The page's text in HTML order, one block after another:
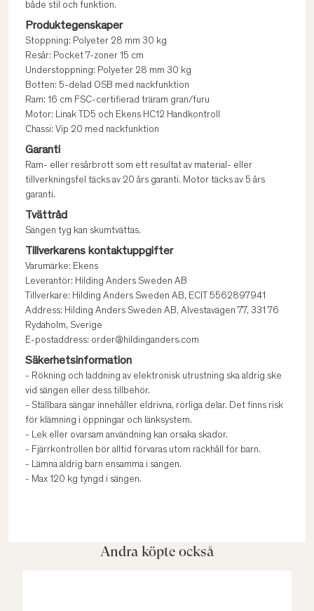
både stil och funktion.
Produktegenskaper
Stoppning: Polyeter 28 mm 30 kg
Resår: Pocket 7-zoner 15 cm
Understoppning: Polyeter 28 mm 30 kg
Botten: 5-delad OSB med nackfunktion
Ram: 16 cm FSC-certifierad träram gran/furu
Motor: Linak TD5 och Ekens HC12 Handkontroll
Chassi: Vip 20 med nackfunktion
Garanti
Ram- eller resårbrott som ett resultat av material- eller
tillverkningsfel täcks av 20 års garanti. Motor täcks av 5 års
garanti.
Tvättråd
Sängen tyg kan skumtvättas.
Tillverkarens kontaktuppgifter
Varumärke: Ekens
Leverantör: Hilding Anders Sweden AB
Tillverkare: Hilding Anders Sweden AB, ECIT 5562897941
Address: Hilding Anders Sweden AB, Alvestavägen 77, 331 76
Rydaholm, Sverige
E-postaddress: order@hildinganders.com
Säkerhetsinformation
- Rökning och laddning av elektronisk utrustning ska aldrig ske
vid sängen eller dess tillbehör.
- Ställbara sängar innehåller eldrivna, rörliga delar. Det finns risk
för klämning i öppningar och länksystem.
- Lek eller ovarsam användning kan orsaka skador.
- Fjärrkontrollen bör alltid förvaras utom räckhåll för barn.
- Lämna aldrig barn ensamma i sängen.
- Max 120 kg tyngd i sängen.
Andra köpte också